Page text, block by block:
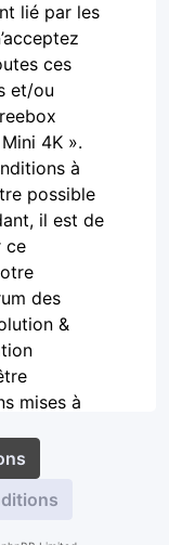
lié par les
ces
et/ou
4K ».
à
possible
il est de
ce
des
&
mises à
»,